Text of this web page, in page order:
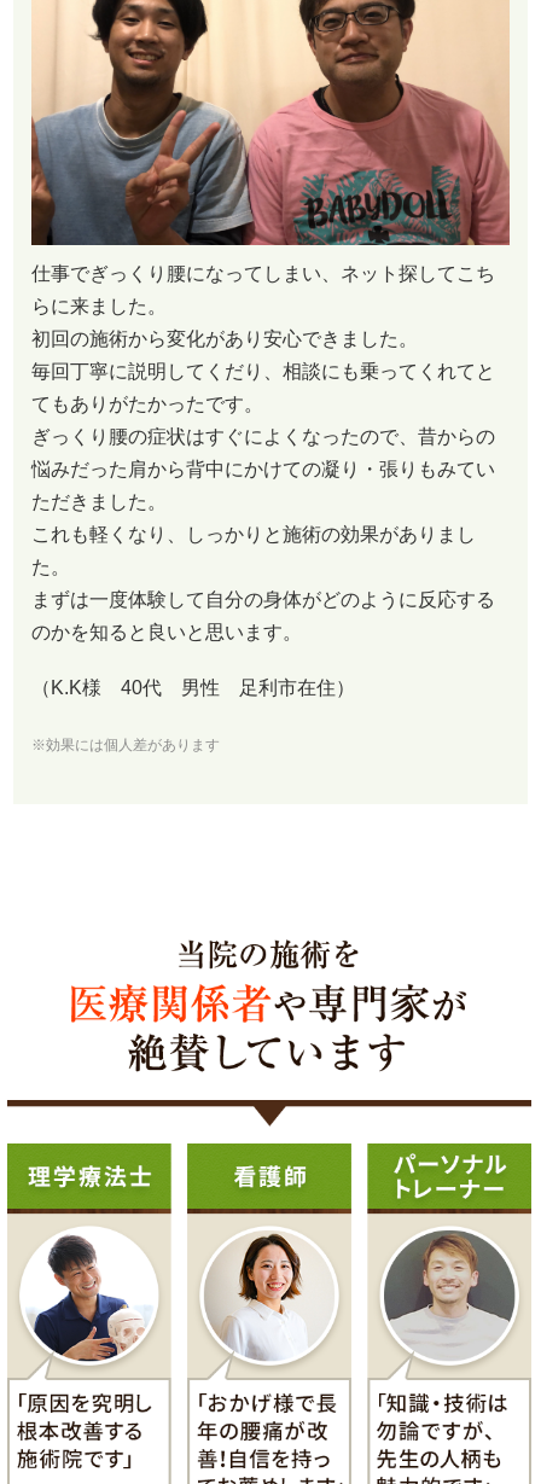
仕事でぎっくり腰になってしまい、ネット探してこち
らに来ました。
初回の施術から変化があり安心できました。
毎回丁寧に説明してくだり、相談にも乗ってくれてと
てもありがたかったです。
ぎっくり腰の症状はすぐによくなったので、昔からの
悩みだった肩から背中にかけての凝り・張りもみてい
ただきました。
これも軽くなり、しっかりと施術の効果がありまし
た。
まずは一度体験して自分の身体がどのように反応する
のかを知ると良いと思います。
（K.K様 40代 男性 足利市在住）
※効果には個人差があります